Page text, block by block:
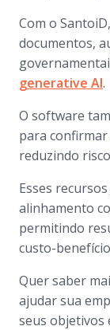
Com o
documentos,
generative AI.
O software
para confirmar
reduzindo
Esses
alinhamento
permitindo
custo-
Quer saber
ajudar sua
seus objetivos